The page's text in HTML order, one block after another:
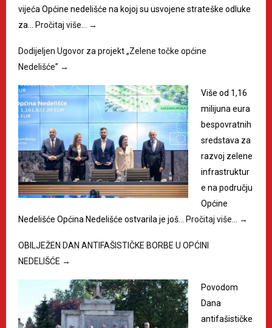
vijeća Općine nedelišće na kojoj su usvojene strateške odluke
za…
Pročitaj više… →
Dodijeljen Ugovor za projekt „Zelene točke općine
Nedelišće” →
Više od 1,16
milijuna eura
bespovratnih
sredstava za
razvoj zelene
infrastruktur
e na području
Općine
Nedelišće Općina Nedelišće ostvarila je još…
Pročitaj više… →
OBILJEŽEN DAN ANTIFAŠISTIČKE BORBE U OPĆINI
NEDELIŠĆE →
Povodom
Dana
antifašističke